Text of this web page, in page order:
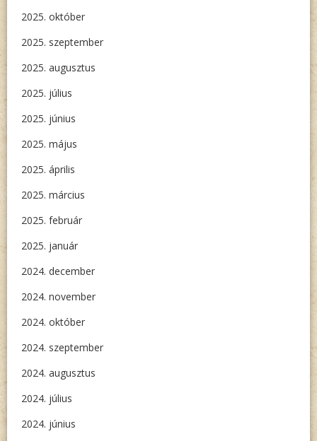
2025. október
2025. szeptember
2025. augusztus
2025. július
2025. június
2025. május
2025. április
2025. március
2025. február
2025. január
2024. december
2024. november
2024. október
2024. szeptember
2024. augusztus
2024. július
2024. június